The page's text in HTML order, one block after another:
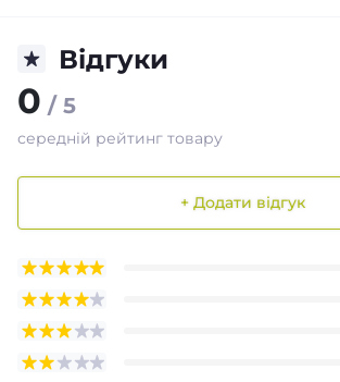
Відгуки
0 / 5
середній рейтинг товару
+ Додати відгук